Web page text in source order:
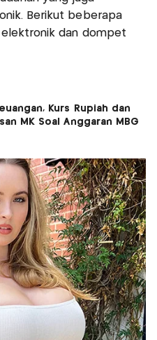
Berikut beberapa
dan dompet
Kurs Rupiah dan
MK Soal Anggaran MBG